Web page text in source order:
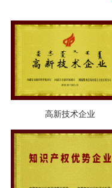
高新技术企业